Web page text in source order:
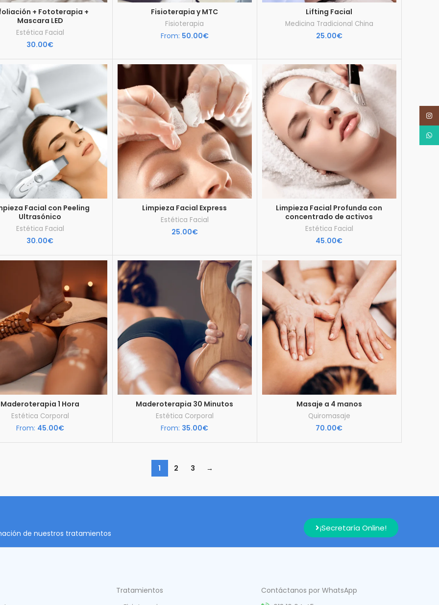
+ Fototerapia +
Mascara LED
Estética Facial
30.00€
Fisioterapia y MTC
Fisioterapia
From: 50.00€
Lifting Facial
Medicina Tradicional China
25.00€
Facial con Peeling
Ultrasónico
Estética Facial
30.00€
Limpieza Facial Express
Estética Facial
25.00€
Limpieza Facial Profunda con
concentrado de activos
Estética Facial
45.00€
Maderoterapia 1 Hora
Estética Corporal
From: 45.00€
Maderoterapia 30 Minutos
Estética Corporal
From: 35.00€
Masaje a 4 manos
Quiromasaje
70.00€
1 2 3 →
de nuestros tratamientos
¡Secretaría Online!
Tratamientos
Contáctanos por WhatsApp